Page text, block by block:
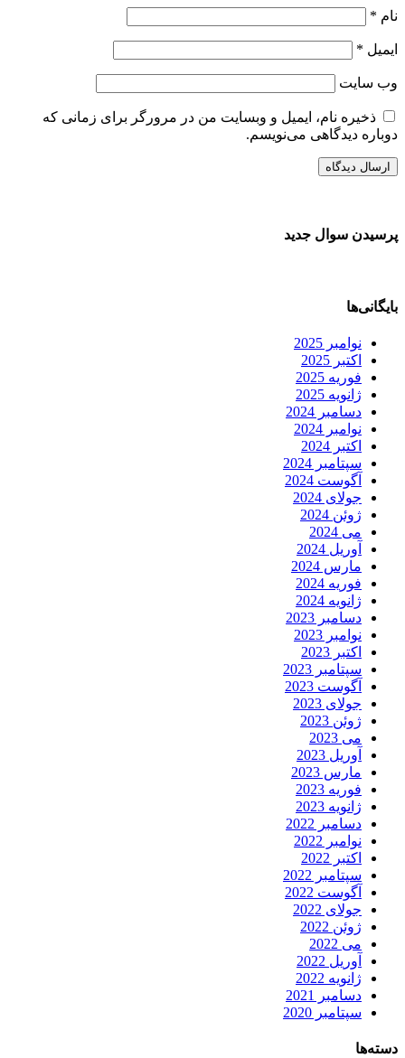
نام *
ایمیل *
وب‌ سایت
ذخیره نام، ایمیل و وبسایت من در مرورگر برای زمانی که
دوباره دیدگاهی می‌نویسم.
پرسیدن سوال جدید
بایگانی‌ها
نوامبر 2025
اکتبر 2025
فوریه 2025
ژانویه 2025
دسامبر 2024
نوامبر 2024
اکتبر 2024
سپتامبر 2024
آگوست 2024
جولای 2024
ژوئن 2024
می 2024
آوریل 2024
مارس 2024
فوریه 2024
ژانویه 2024
دسامبر 2023
نوامبر 2023
اکتبر 2023
سپتامبر 2023
آگوست 2023
جولای 2023
ژوئن 2023
می 2023
آوریل 2023
مارس 2023
فوریه 2023
ژانویه 2023
دسامبر 2022
نوامبر 2022
اکتبر 2022
سپتامبر 2022
آگوست 2022
جولای 2022
ژوئن 2022
می 2022
آوریل 2022
ژانویه 2022
دسامبر 2021
سپتامبر 2020
دسته‌ها